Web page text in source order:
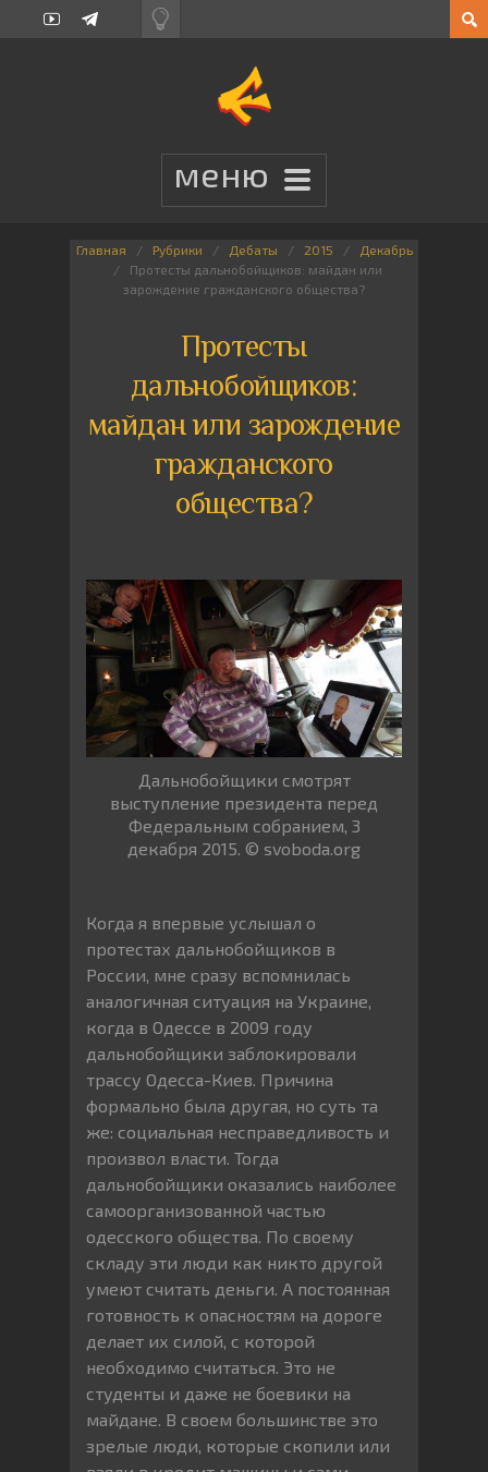
Главная Рубрики Дебаты 2015
Декабрь
Протесты дальнобойщиков: майдан или
зарождение гражданского общества?
Протесты
дальнобойщиков:
майдан или зарождение
гражданского
общества?
Дальнобойщики смотрят
выступление президента перед
Федеральным собранием, 3
декабря 2015. © svoboda.org
Когда я впервые услышал о
протестах дальнобойщиков в
России, мне сразу вспомнилась
аналогичная ситуация на Украине,
когда в Одессе в 2009 году
дальнобойщики заблокировали
трассу Одесса-Киев. Причина
формально была другая, но суть та
же: социальная несправедливость и
произвол власти. Тогда
дальнобойщики оказались наиболее
самоорганизованной частью
одесского общества. По своему
складу эти люди как никто другой
умеют считать деньги. А постоянная
готовность к опасностям на дороге
делает их силой, с которой
необходимо считаться. Это не
студенты и даже не боевики на
майдане. В своем большинстве это
зрелые люди, которые скопили или